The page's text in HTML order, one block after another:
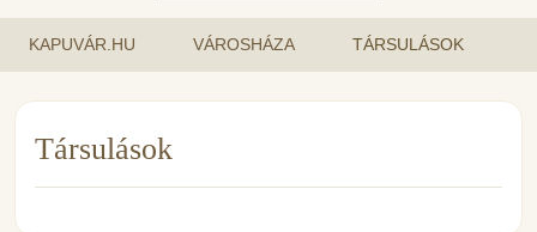
KAPUVÁR.HU VÁROSHÁZA TÁRSULÁSOK
Társulások